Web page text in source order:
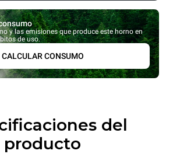
y las emisiones que produce este horno en
de uso.
CALCULAR CONSUMO
del
producto